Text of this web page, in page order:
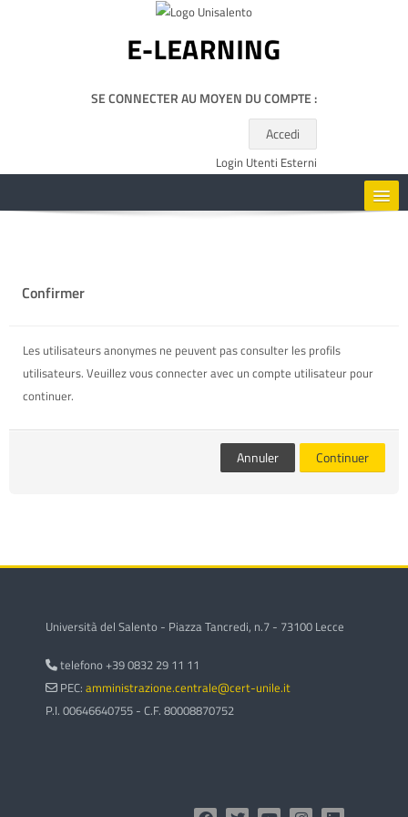
SE CONNECTER AU MOYEN DU COMPTE :
Accedi
Login Utenti Esterni
FRANÇAIS ‎(FR)‎
des
Confirmer
Les utilisateurs anonymes ne peuvent pas consulter les profils
utilisateurs. Veuillez vous connecter avec un compte utilisateur pour
continuer.
Annuler Continuer
Università del Salento - Piazza Tancredi, n.7 - 73100 Lecce
telefono +39 0832 29 11 11
PEC: amministrazione.centrale@cert-unile.it
P.I. 00646640755 - C.F. 80008870752